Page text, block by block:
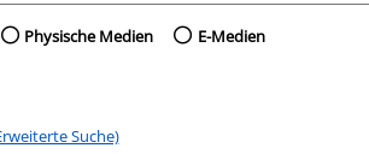
Sie die Medienart nach der
Physische Medien E-Medien
Suche)